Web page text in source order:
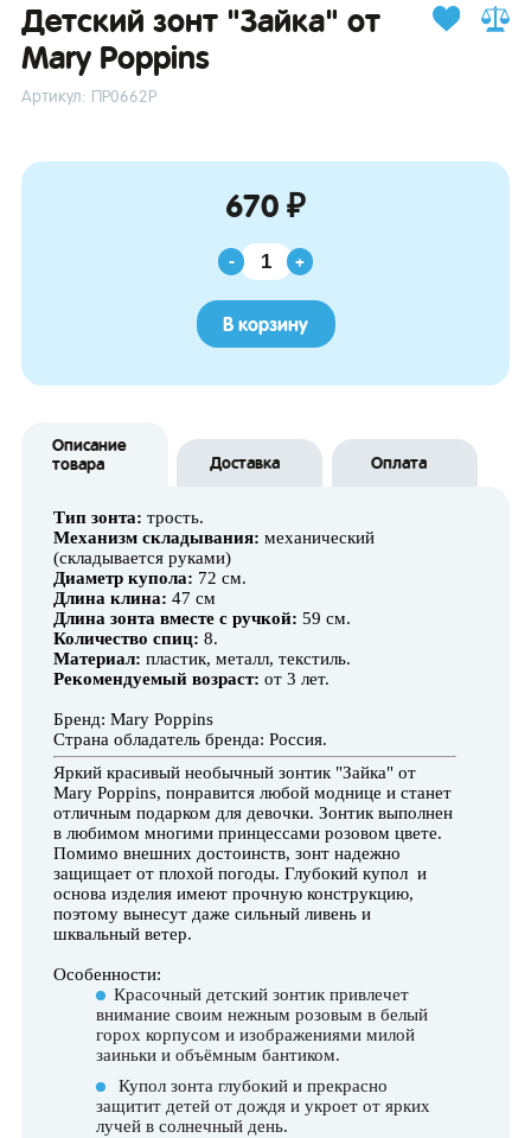
Детский зонт "Зайка" от
Mary Poppins
Артикул: ПР0662Р
670 ₽
- +
В корзину
Описание
товара
Доставка Оплата
Тип зонта: трость.
Механизм складывания: механический
(складывается руками)
Диаметр купола: 72 см.
Длина клина: 47 см
Длина зонта вместе с ручкой: 59 см.
Количество спиц: 8.
Материал: пластик, металл, текстиль.
Рекомендуемый возраст: от 3 лет.
Бренд: Mary Poppins
Страна обладатель бренда: Россия.
Яркий красивый необычный зонтик "Зайка" от
Mary Poppins, понравится любой моднице и станет
отличным подарком для девочки. Зонтик выполнен
в любимом многими принцессами розовом цвете.
Помимо внешних достоинств, зонт надежно
защищает от плохой погоды. Глубокий купол и
основа изделия имеют прочную конструкцию,
поэтому вынесут даже сильный ливень и
шквальный ветер.
Особенности:
Красочный детский зонтик привлечет
внимание своим нежным розовым в белый
горох корпусом и изображениями милой
заиньки и объёмным бантиком.
Купол зонта глубокий и прекрасно
защитит детей от дождя и укроет от ярких
лучей в солнечный день.